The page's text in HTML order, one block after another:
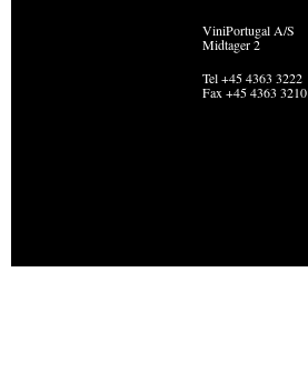
ViniPortugal A/S
Midtager 2
Tel +45 4363 3222
Fax +45 4363 3210